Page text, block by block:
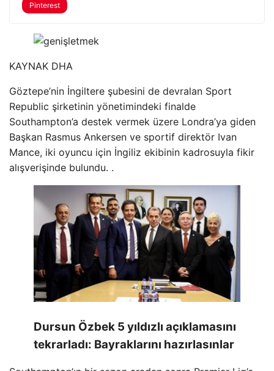
Pinterest
KAYNAK DHA
Göztepe’nin İngiltere şubesini de devralan Sport
Republic şirketinin yönetimindeki finalde
Southampton’a destek vermek üzere Londra’ya giden
Başkan Rasmus Ankersen ve sportif direktör Ivan
Mance, iki oyuncu için İngiliz ekibinin kadrosuyla fikir
alışverişinde bulundu. .
Dursun Özbek 5 yıldızlı açıklamasını
tekrarladı: Bayraklarını hazırlasınlar